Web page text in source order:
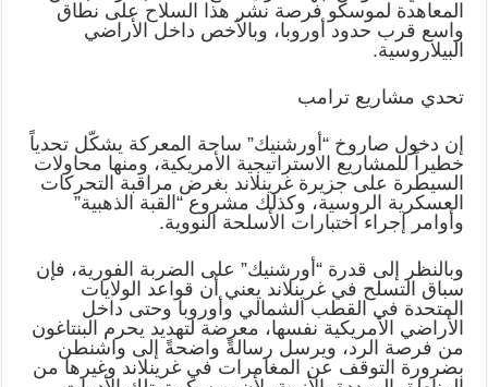
المعاهدة لموسكو فرصة نشر هذا السلاح على نطاق
واسع قرب حدود أوروبا، وبالأخص داخل الأراضي
البيلاروسية.
تحدي مشاريع ترامب
إن دخول صاروخ “أورشنيك” ساحة المعركة يشكّل تحدياً
خطيراً للمشاريع الاستراتيجية الأمريكية، ومنها محاولات
السيطرة على جزيرة غرينلاند بغرض مراقبة التحركات
العسكرية الروسية، وكذلك مشروع “القبة الذهبية”
وأوامر إجراء اختبارات الأسلحة النووية.
وبالنظر إلى قدرة “أورشنيك” على الضربة الفورية، فإن
سباق التسلح في غرينلاند يعني أن قواعد الولايات
المتحدة في القطب الشمالي وأوروبا وحتى داخل
الأراضي الأمريكية نفسها، معرضة لتهديد يحرم البنتاغون
من فرصة الرد، ويرسل رسالةً واضحةً إلى واشنطن
بضرورة التوقف عن المغامرات في غرينلاند وغيرها من